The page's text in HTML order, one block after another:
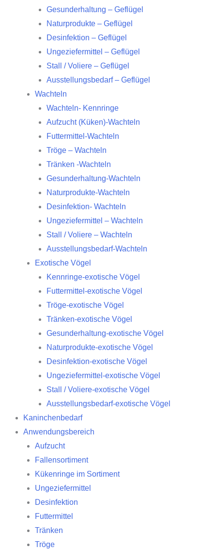
Gesunderhaltung – Geflügel
Naturprodukte – Geflügel
Desinfektion – Geflügel
Ungeziefermittel – Geflügel
Stall / Voliere – Geflügel
Ausstellungsbedarf – Geflügel
Wachteln
Wachteln- Kennringe
Aufzucht (Küken)-Wachteln
Futtermittel-Wachteln
Tröge – Wachteln
Tränken -Wachteln
Gesunderhaltung-Wachteln
Naturprodukte-Wachteln
Desinfektion- Wachteln
Ungeziefermittel – Wachteln
Stall / Voliere – Wachteln
Ausstellungsbedarf-Wachteln
Exotische Vögel
Kennringe-exotische Vögel
Futtermittel-exotische Vögel
Tröge-exotische Vögel
Tränken-exotische Vögel
Gesunderhaltung-exotische Vögel
Naturprodukte-exotische Vögel
Desinfektion-exotische Vögel
Ungeziefermittel-exotische Vögel
Stall / Voliere-exotische Vögel
Ausstellungsbedarf-exotische Vögel
Kaninchenbedarf
Anwendungsbereich
Aufzucht
Fallensortiment
Kükenringe im Sortiment
Ungeziefermittel
Desinfektion
Futtermittel
Tränken
Tröge